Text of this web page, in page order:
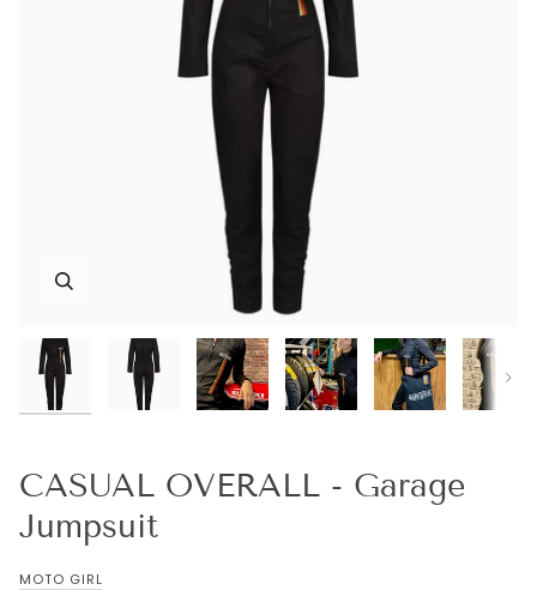
CASUAL OVERALL - Garage
Jumpsuit
MOTO GIRL